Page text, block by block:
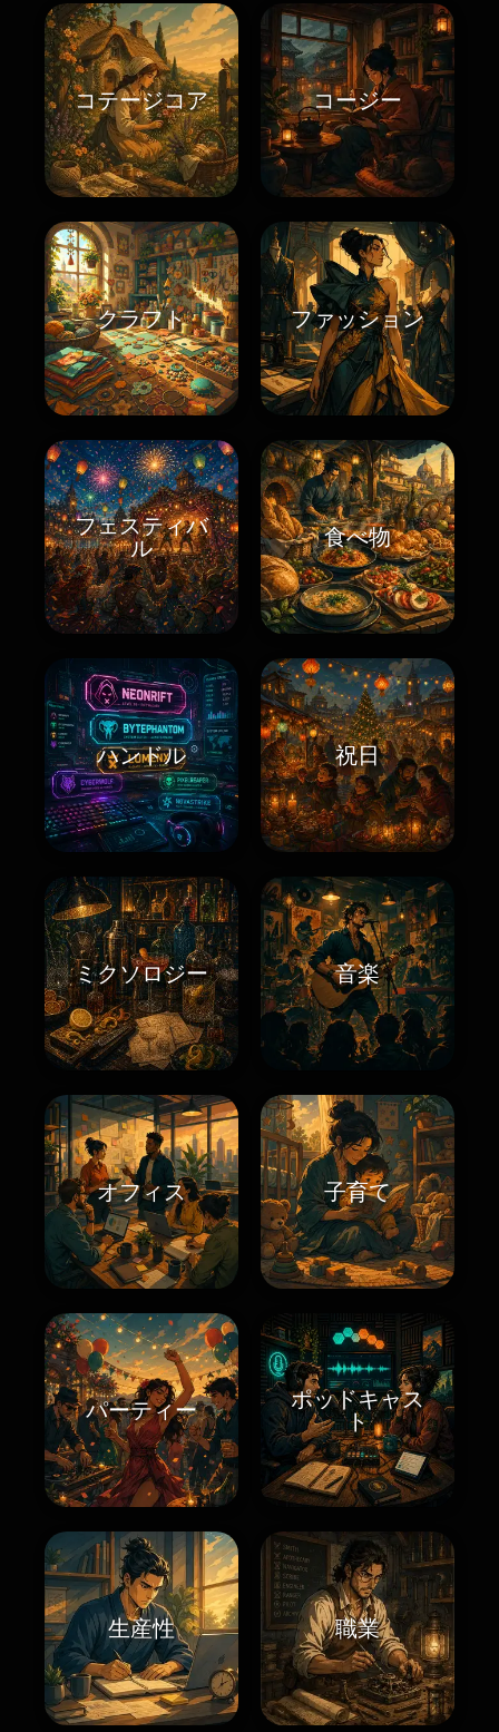
コテージコア コージー
クラフト ファッション
フェスティバ
ル
食べ物
ハンドル 祝日
ミクソロジー 音楽
オフィス 子育て
パーティー
ポッドキャス
ト
生産性 職業